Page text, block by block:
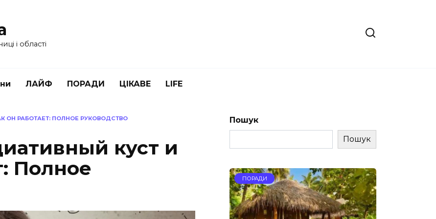
і області
ЛАЙФ ПОРАДИ ЦІКАВЕ LIFE
ОН РАБОТАЕТ: ПОЛНОЕ РУКОВОДСТВО
куст и
Полное
Пошук
Пошук
ПОРАДИ